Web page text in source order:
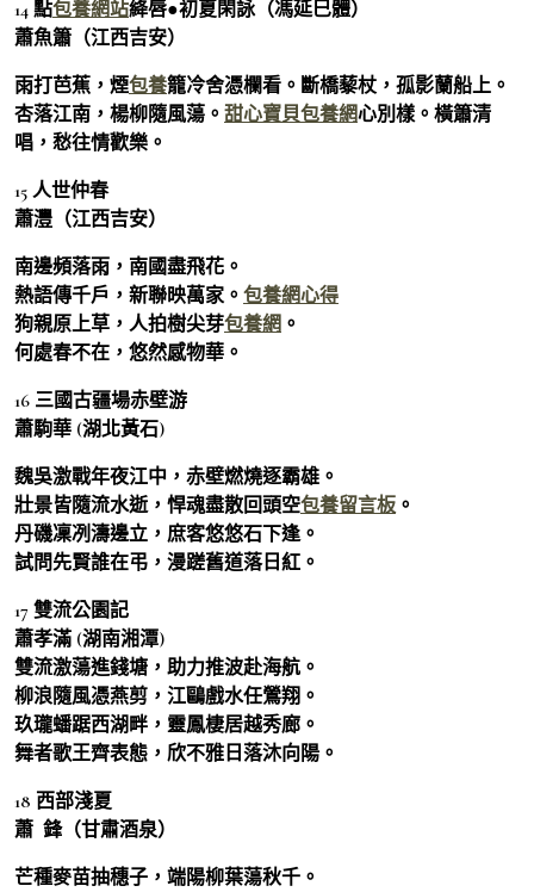
14 點包養網站絳唇●初夏閑詠（馮延巳體）
蕭魚簫（江西吉安）
雨打芭蕉，煙包養籠冷舍憑欄看。斷橋藜杖，孤影蘭船上。
杏落江南，楊柳隨風蕩。 甜心寶貝包養網心別樣。橫簫清
唱，愁往情歡樂。
15 人世仲春
蕭灃（江西吉安）
南邊頻落雨，南國盡飛花。
熱語傳千戶，新聯映萬家。 包養網心得
狗親原上草，人拍樹尖芽包養網 。
何處春不在，悠然感物華。
16 三國古疆場赤壁游
蕭駒華 (湖北黃石)
魏吳激戰年夜江中，赤壁燃燒逐霸雄。
壯景皆隨流水逝，悍魂盡散回頭空包養留言板 。
丹磯凜冽濤邊立，庶客悠悠石下逢。
試問先賢誰在弔，漫蹉舊道落日紅。
17 雙流公園記
蕭孝滿 (湖南湘潭)
雙流激蕩進錢塘，助力推波赴海航。
柳浪隨風憑燕剪，江鷗戲水任鶯翔。
玖瓏蟠踞西湖畔，靈鳳棲居越秀廊。
舞者歌王齊表態，欣不雅日落沐向陽。
18 西部淺夏
蕭 鋒（甘肅酒泉）
芒種麥苗抽穗子，端陽柳葉蕩秋千。